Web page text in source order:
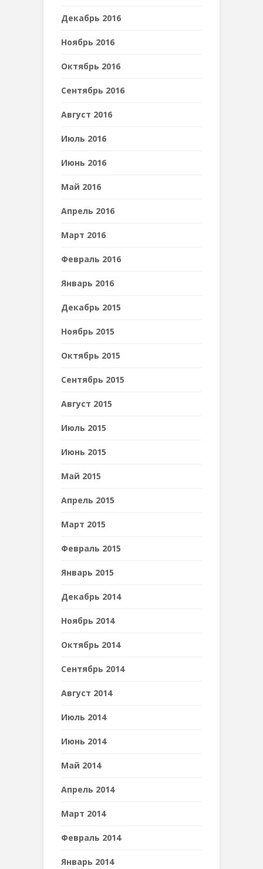
Декабрь 2016
Ноябрь 2016
Октябрь 2016
Сентябрь 2016
Август 2016
Июль 2016
Июнь 2016
Май 2016
Апрель 2016
Март 2016
Февраль 2016
Январь 2016
Декабрь 2015
Ноябрь 2015
Октябрь 2015
Сентябрь 2015
Август 2015
Июль 2015
Июнь 2015
Май 2015
Апрель 2015
Март 2015
Февраль 2015
Январь 2015
Декабрь 2014
Ноябрь 2014
Октябрь 2014
Сентябрь 2014
Август 2014
Июль 2014
Июнь 2014
Май 2014
Апрель 2014
Март 2014
Февраль 2014
Январь 2014